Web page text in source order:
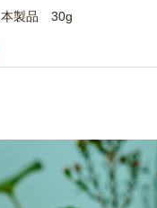
本製品 30g